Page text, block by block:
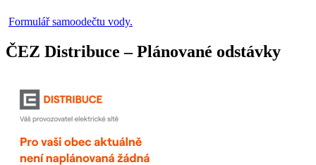
Formulář samoodečtu vody.
ČEZ Distribuce – Plánované odstávky